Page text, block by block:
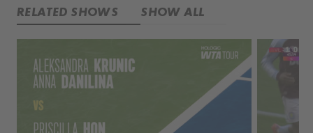
RELATED SHOWS SHOW ALL